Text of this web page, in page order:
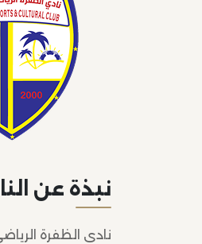
نبذة عن